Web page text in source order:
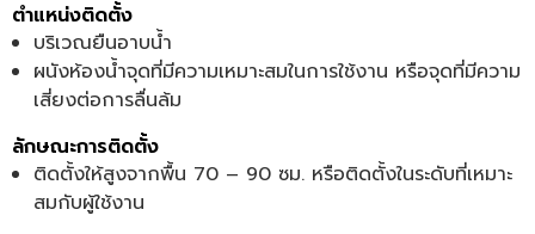
ตำแหน่งติดตั้ง
บริเวณยืนอาบน้ำ
ผนังห้องน้ำจุดที่มีความเหมาะสมในการใช้งาน หรือจุดที่มีความ
เสี่ยงต่อการลื่นล้ม
ลักษณะการติดตั้ง
ติดตั้งให้สูงจากพื้น 70 – 90 ซม. หรือติดตั้งในระดับที่เหมาะ
สมกับผู้ใช้งาน